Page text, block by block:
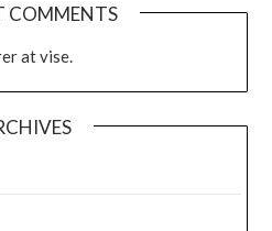
COMMENTS
at vise.